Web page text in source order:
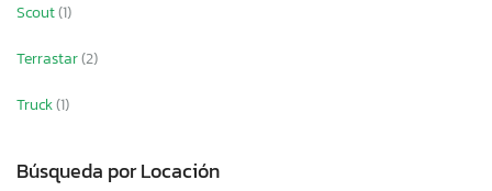
Scout(1)
Terrastar(2)
Truck(1)
Búsqueda por Locación